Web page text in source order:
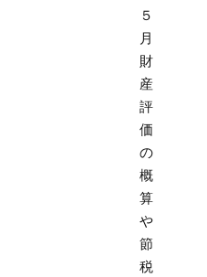
５
月
財
産
評
価
の
概
算
や
節
税